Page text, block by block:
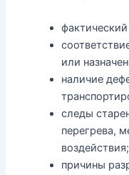
или
наличие
следы
перегрева,
воздействия;
причины